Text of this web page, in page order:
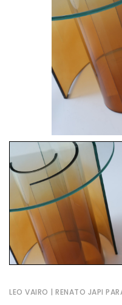
LEO VAIRO | RENATO JAPI